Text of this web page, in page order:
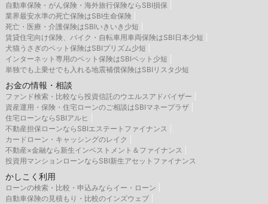
自動車保険・がん保険・海外旅行保険ならSBI損保
業界最安水準の死亡保険はSBI生命保険
死亡・医療・介護保険はSBIいきいき少短
賃貸住宅向け保険、バイク・自転車用車両保険はSBI日本少短
犬猫うさぎのペット保険はSBIプリズム少短
インターネット専用のペット保険はSBIペット少短
単独でも上乗せでも入れる地震補償保険はSBIリスタ少短
お金の情報・相談
ファンド検索・比較なら投資信託のウエルスアドバイザー
資産運用・保険・住宅ローンのご相談はSBIマネープラザ
住宅ローンならSBIアルヒ
不動産担保ローンならSBIエステートファイナンス
カードローン・キャッシングのレイク
不動産×金融なら新生インベストメント＆ファイナンス
投資用マンションローンならSBI新生アセットファイナンス
かしこく利用
ローンの検索・比較・申込みならイー・ローン
自動車保険の見積もり・比較のインズウェブ